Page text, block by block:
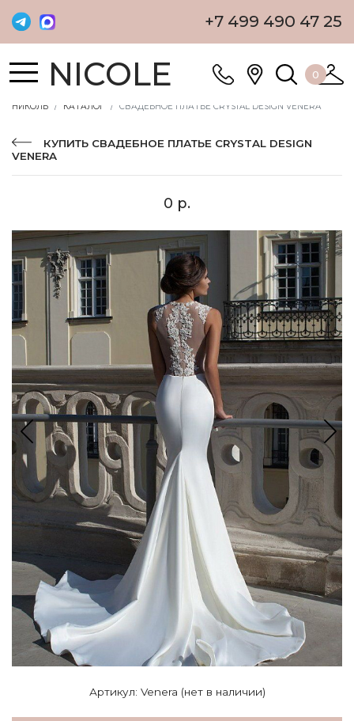
+7 499 490 47 25
NICOLE 0
НИКОЛЬ КАТАЛОГ СВАДЕБНОЕ ПЛАТЬЕ CRYSTAL DESIGN VENERA
КУПИТЬ СВАДЕБНОЕ ПЛАТЬЕ CRYSTAL DESIGN
VENERA
0 р.
Артикул: Venera (нет в наличии)